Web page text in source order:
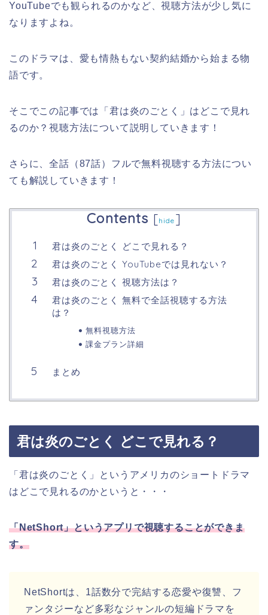
YouTubeでも観られるのかなど、視聴方法が少し気に
なりますよね。
このドラマは、 愛も情熱もない契約結婚から始まる物
語です。
そこでこの記事では 「君は炎のごとく」 はどこで見れ
るのか？視聴方法について説明していきます！
さらに、全話（87話）フルで無料視聴する方法につい
ても解説していきます！
Contents [hide ]
君は炎のごとく どこで見れる？
君は炎のごとく YouTubeでは見れない？
君は炎のごとく 視聴方法は？
君は炎のごとく 無料で全話視聴する方法
は？
無料視聴方法
課金プラン詳細
まとめ
君は炎のごとく どこで見れる？
「君は炎のごとく」というアメリカのショートドラマ
はどこで見れるのかというと・・・
「NetShort」というアプリで視聴することができま
す。
NetShortは、1話数分で完結する恋愛や復讐、フ
ァンタジーなど多彩なジャンルの短編ドラマを